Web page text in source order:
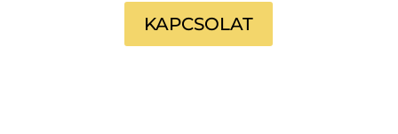
KAPCSOLAT